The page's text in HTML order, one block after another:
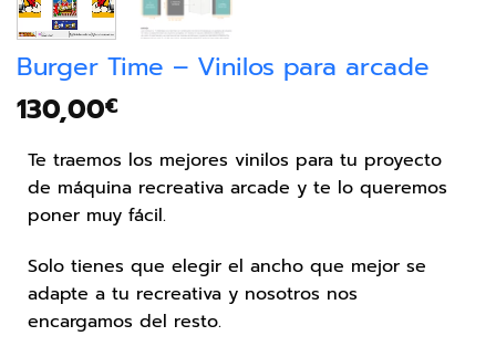
Burger Time – Vinilos para arcade
130,00€
Te traemos los mejores vinilos para tu proyecto
de máquina recreativa arcade y te lo queremos
poner muy fácil.
Solo tienes que elegir el ancho que mejor se
adapte a tu recreativa y nosotros nos
encargamos del resto.